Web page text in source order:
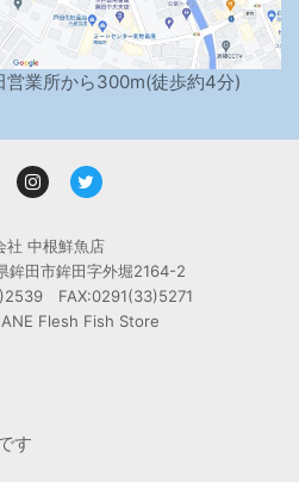
営業所から300m(徒歩約4分)
社 中根鮮魚店
鉾田市鉾田字外堀2164-2
FAX:0291(33)5271
Flesh Fish Store
す